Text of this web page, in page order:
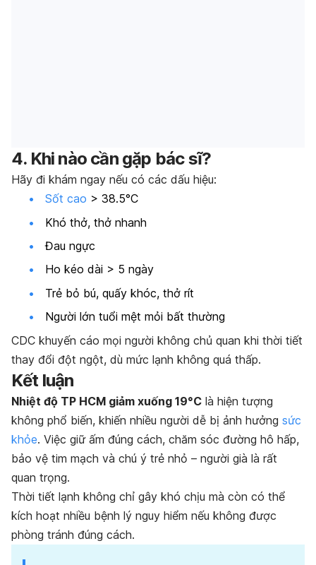
4. Khi nào cần gặp bác sĩ?
Hãy đi khám ngay nếu có các dấu hiệu:
Sốt cao > 38.5°C
Khó thở, thở nhanh
Đau ngực
Ho kéo dài > 5 ngày
Trẻ bỏ bú, quấy khóc, thở rít
Người lớn tuổi mệt mỏi bất thường
CDC khuyến cáo mọi người không chủ quan khi thời tiết
thay đổi đột ngột, dù mức lạnh không quá thấp.
Kết luận
Nhiệt độ TP HCM giảm xuống 19°C là hiện tượng
không phổ biến, khiến nhiều người dễ bị ảnh hưởng sức
khỏe. Việc giữ ấm đúng cách, chăm sóc đường hô hấp,
bảo vệ tim mạch và chú ý trẻ nhỏ – người già là rất
quan trọng.
Thời tiết lạnh không chỉ gây khó chịu mà còn có thể
kích hoạt nhiều bệnh lý nguy hiểm nếu không được
phòng tránh đúng cách.